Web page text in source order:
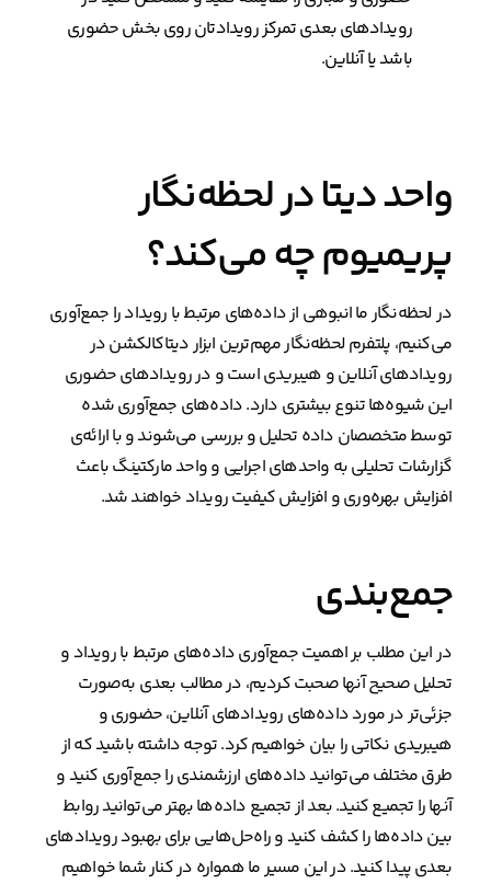
رویدادهای بعدی تمرکز رویدادتان روی بخش حضوری
باشد یا آنلاین.
واحد دیتا در لحظه‌نگار
پریمیوم چه می‌کند؟
در لحظه‌نگار ما انبوهی از داده‌های مرتبط با رویداد را جمع‌آوری
می‌کنیم، پلتفرم لحظه‌نگار مهم‌ترین ابزار دیتاکالکشن در
رویدادهای آنلاین و هیبریدی است و در رویدادهای حضوری
این شیوه‌ها تنوع بیشتری دارد. داده‌های جمع‌آوری شده
توسط متخصصان داده تحلیل و بررسی می‌شوند و با ارائه‌ی
گزارشات تحلیلی به واحدهای اجرایی و واحد مارکتینگ باعث
افزایش بهره‌وری و افزایش کیفیت رویداد خواهند شد.
جمع‌بندی
در این مطلب بر اهمیت جمع‌آوری داده‌های مرتبط با رویداد و
تحلیل صحیح آنها صحبت کردیم، در مطالب بعدی به‌صورت
جزئی‌تر در مورد داده‌های رویدادهای آنلاین، حضوری و
هیبریدی نکاتی را بیان خواهیم کرد. توجه داشته باشید که از
طرق مختلف می‌توانید داده‌های ارزشمندی را جمع‌آوری کنید و
آنها را تجمیع کنید. بعد از تجمیع داده‌ها بهتر می‌توانید روابط
بین داده‌ها را کشف کنید و راه‌حل‌هایی برای بهبود رویدادهای
بعدی پیدا کنید. در این مسیر ما همواره در کنار شما خواهیم